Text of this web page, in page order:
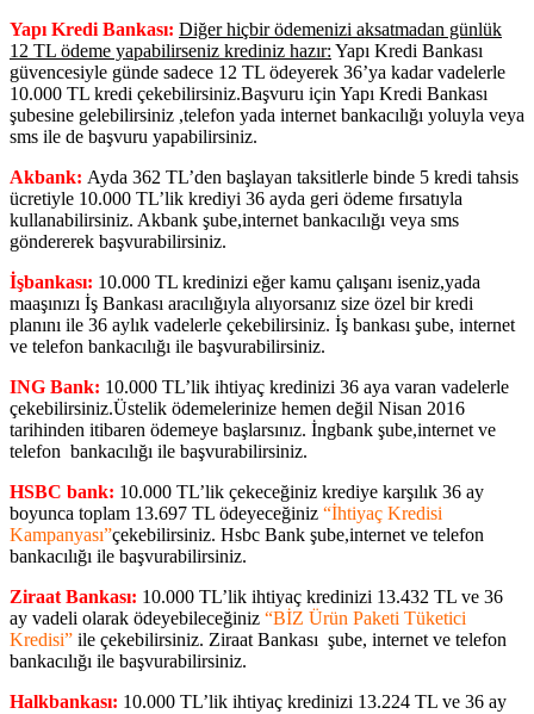
Yapı Kredi Bankası: Diğer hiçbir ödemenizi aksatmadan günlük
12 TL ödeme yapabilirseniz krediniz hazır: Yapı Kredi Bankası
güvencesiyle günde sadece 12 TL ödeyerek 36’ya kadar vadelerle
10.000 TL kredi çekebilirsiniz.Başvuru için Yapı Kredi Bankası
şubesine gelebilirsiniz ,telefon yada internet bankacılığı yoluyla veya
sms ile de başvuru yapabilirsiniz.
Akbank: Ayda 362 TL’den başlayan taksitlerle binde 5 kredi tahsis
ücretiyle 10.000 TL’lik krediyi 36 ayda geri ödeme fırsatıyla
kullanabilirsiniz. Akbank şube,internet bankacılığı veya sms
göndererek başvurabilirsiniz.
İşbankası: 10.000 TL kredinizi eğer kamu çalışanı iseniz,yada
maaşınızı İş Bankası aracılığıyla alıyorsanız size özel bir kredi
planını ile 36 aylık vadelerle çekebilirsiniz. İş bankası şube, internet
ve telefon bankacılığı ile başvurabilirsiniz.
ING Bank: 10.000 TL’lik ihtiyaç kredinizi 36 aya varan vadelerle
çekebilirsiniz.Üstelik ödemelerinize hemen değil Nisan 2016
tarihinden itibaren ödemeye başlarsınız. İngbank şube,internet ve
telefon bankacılığı ile başvurabilirsiniz.
HSBC bank: 10.000 TL’lik çekeceğiniz krediye karşılık 36 ay
boyunca toplam 13.697 TL ödeyeceğiniz “İhtiyaç Kredisi
Kampanyası”çekebilirsiniz. Hsbc Bank şube,internet ve telefon
bankacılığı ile başvurabilirsiniz.
Ziraat Bankası: 10.000 TL’lik ihtiyaç kredinizi 13.432 TL ve 36
ay vadeli olarak ödeyebileceğiniz “BİZ Ürün Paketi Tüketici
Kredisi” ile çekebilirsiniz. Ziraat Bankası şube, internet ve telefon
bankacılığı ile başvurabilirsiniz.
Halkbankası: 10.000 TL’lik ihtiyaç kredinizi 13.224 TL ve 36 ay